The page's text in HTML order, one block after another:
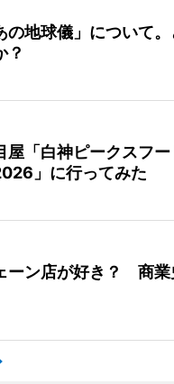
の地球儀」について
？
屋「白神ピークスフー
」に行ってみた
ーン店が好き？ 商業